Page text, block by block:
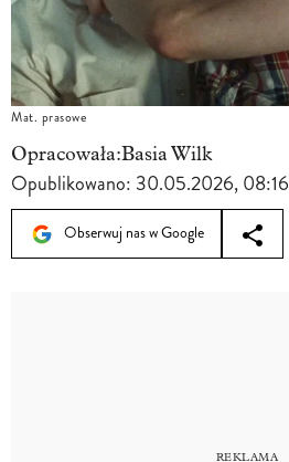
Mat. prasowe
Opracowała:Basia Wilk
Opublikowano: 30.05.2026, 08:16
Obserwuj nas w Google